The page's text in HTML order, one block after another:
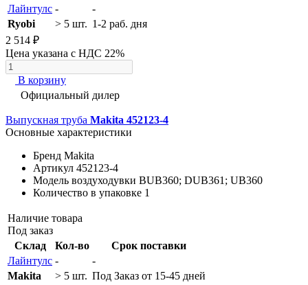
Лайнтулс -
-
Ryobi
> 5 шт. 1-2 раб. дня
2 514 ₽
Цена указана с НДС 22%
В корзину
Официальный дилер
Выпускная труба Makita 452123-4
Основные характеристики
Бренд Makita
Артикул 452123-4
Модель воздуходувки BUB360; DUB361; UB360
Количество в упаковке 1
Наличие товара
Под заказ
Склад
Кол-во
Срок поставки
Лайнтулс -
-
Makita
> 5 шт. Под Заказ от 15-45 дней